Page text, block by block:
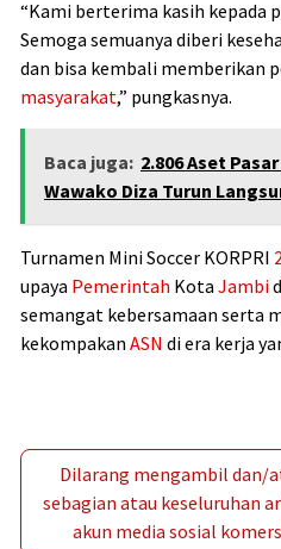
“Kami berterima kasih kepada
Semoga semuanya diberi
dan bisa kembali memberikan
masyarakat,” pungkasnya.
Baca juga: 2.806 Aset
Wawako Diza Turun
Turnamen Mini Soccer KORPRI
upaya Pemerintah Kota Jambi
semangat kebersamaan serta
kekompakan ASN di era kerja
Dilarang mengambil dan/
sebagian atau keseluruhan
akun media sosial